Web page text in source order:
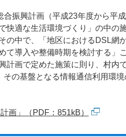
振興計画（平成23年度から平
快適な生活環境づくり」の中の
の中で、「地区におけるDSL網
て導入や整備時期を検討する」
計画で定めた施策に則り、村内
の基盤となる情報通信利用環
画」（PDF：851kB）